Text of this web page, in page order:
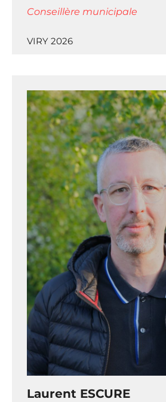
Conseillère municipale
VIRY 2026
Laurent ESCURE